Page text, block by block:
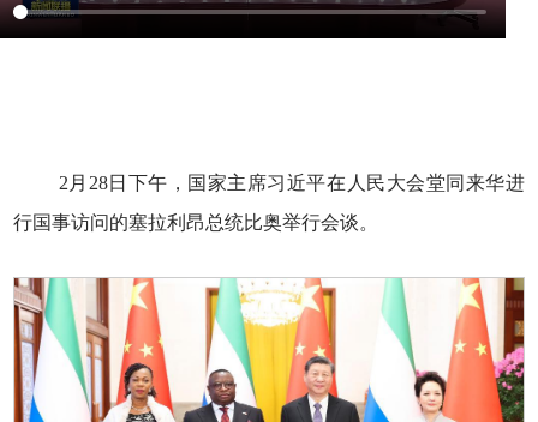
2月28日下午，国家主席习近平在人民大会堂同来华进
行国事访问的塞拉利昂总统比奥举行会谈。